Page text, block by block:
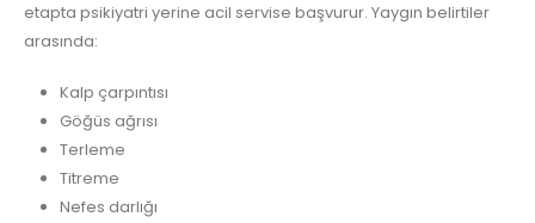
etapta psikiyatri yerine acil servise başvurur. Yaygın belirtiler
arasında:
Kalp çarpıntısı
Göğüs ağrısı
Terleme
Titreme
Nefes darlığı